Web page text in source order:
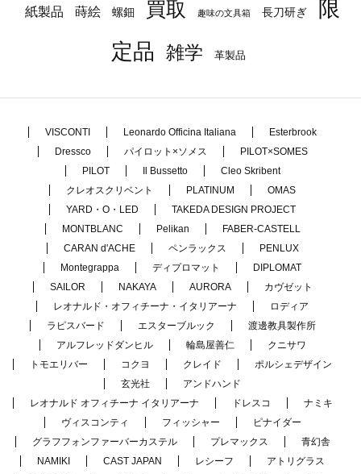
紙製品 蒔絵 螺鈿 買取 趣味の文具箱 長刀研ぎ
限
定品
雑学 革製品
VISCONTI Leonardo Officina Italiana
Esterbrook
Dressco
パイロット×ソメス
PILOT×SOMES
PILOT
Il Bussetto
Cleo Skribent
クレオスクリベント
PLATINUM
OMAS
YARD・O・LED
TAKEDA DESIGN PROJECT
MONTBLANC
Pelikan
FABER-CASTELL
CARAN d'ACHE
ペンラックス
PENLUX
Montegrappa
ディプロマット
DIPLOMAT
SAILOR
NAKAYA AURORA
カヴゼット
レオナルド・オフィチーナ・イタリアーナ
ロディア
ラピスバード
エスターブルック
渡邊教具製作所
アルフレッドダンヒル
輪島屋善仁
クニサワ
トモエリバー
コクヨ クレイド
ポルシェデザイン
玄光社
アンドハンド
レオナルド オフィチーナ イタリアーナ
ドレスコ
ナミキ
ヴィスコンティ
フィッシャー
ピナイダー
グラフフォンファーバーカステル
プレマックス
青幻舎
NAMIKI
CAST JAPAN レシーフ
アトリグラス